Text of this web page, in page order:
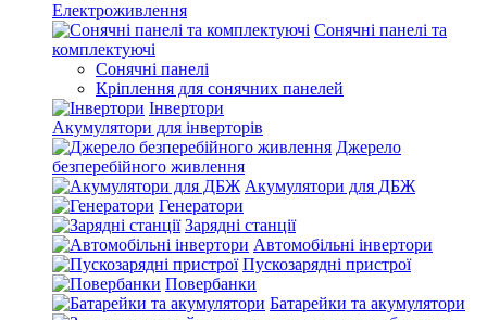
Електроживлення
Сонячні панелі та
комплектуючі
Сонячні панелі
Кріплення для сонячних панелей
Інвертори
Акумулятори для інверторів
Джерело
безперебійного живлення
Акумулятори для ДБЖ
Генератори
Зарядні станції
Автомобільні інвертори
Пускозарядні пристрої
Повербанки
Батарейки та акумулятори